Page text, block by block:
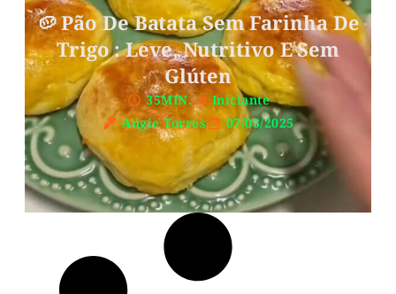
🥔 Pão De Batata Sem Farinha De
Trigo : Leve, Nutritivo E Sem
Glúten
35MIN.
Iniciante
Angie Torres
07/03/2025